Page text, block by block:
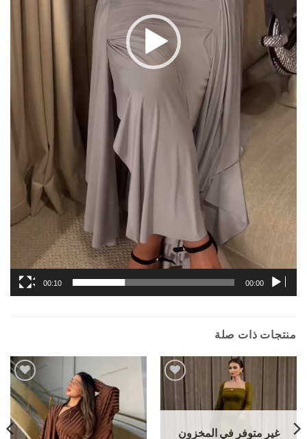
00:00
00:10
منتجات ذات صلة
غير متوفر في المخزون
Add to
wishlist